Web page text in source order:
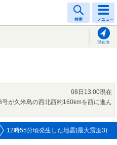
検索 メニュー
現在地
08日13:00現在
が久米島の西北西約160kmを西に進ん
12時55分頃発生した地震(最大震度3)